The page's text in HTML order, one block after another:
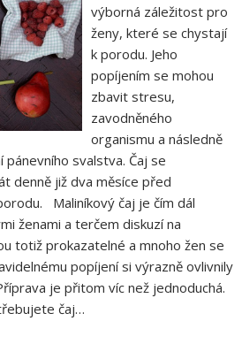
výborná záležitost pro
ženy, které se chystají
k porodu. Jeho
popíjením se mohou
zbavit stresu,
zavodněného
organismu a následně
pánevního svalstva. Čaj se
denně již dva měsíce před
Maliníkový čaj je čím dál
ženami a terčem diskuzí na
totiž prokazatelné a mnoho žen se
popíjení si výrazně ovlivnily
je přitom víc než jednoduchá.
čaj…